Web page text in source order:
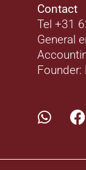
Contact
Tel +31
General